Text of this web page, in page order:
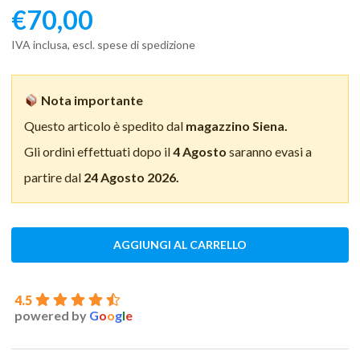
€70,00
IVA inclusa, escl. spese di spedizione
Nota importante
Questo articolo è spedito dal magazzino Siena.
Gli ordini effettuati dopo il4 Agosto saranno evasi a
partire dal 24 Agosto 2026.
AGGIUNGI AL CARRELLO
4.5
powered by Google